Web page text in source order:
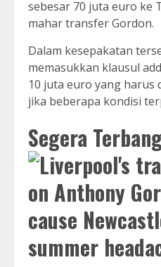
sebesar 70 juta euro ke
mahar transfer Gordon.
Dalam kesepakatan
memasukkan klausul
10 juta euro yang harus
jika beberapa kondisi
Segera